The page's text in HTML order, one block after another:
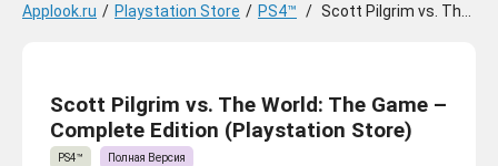
Applook.ru / Playstation Store / PS4™ / Scott Pilgrim vs. The World: The Game – Complete Edition
Scott Pilgrim vs. The World: The Game –
Complete Edition (Playstation Store)
PS4™ Полная Версия